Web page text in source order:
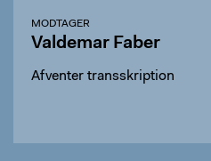
MODTAGER
Valdemar Faber
Afventer transskription